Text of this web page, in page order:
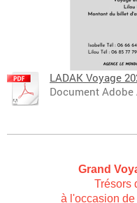
LADAK Voyage
Document Adobe
Grand
Trésors
à l'occasion